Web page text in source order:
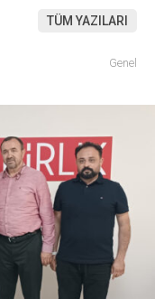
TÜM YAZILARI
Genel